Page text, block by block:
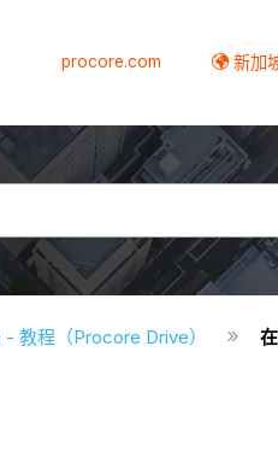
procore.com 新加
- 教程（Procore Drive）